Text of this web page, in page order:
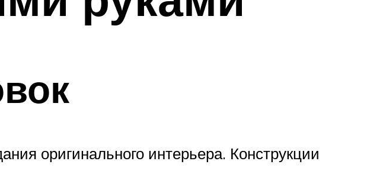
оригинального интерьера. Конструкции